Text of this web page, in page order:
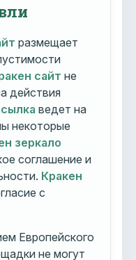
размещает
сайт не
действия
ведет на
некоторые
зеркало
соглашение и
Кракен
с
Европейского
не могут